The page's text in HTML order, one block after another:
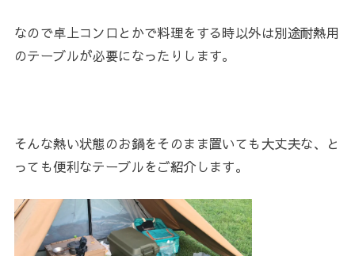
なので卓上コンロとかで料理をする時以外は別途耐熱用
のテーブルが必要になったりします。
そんな熱い状態のお鍋をそのまま置いても大丈夫な、と
っても便利なテーブルをご紹介します。